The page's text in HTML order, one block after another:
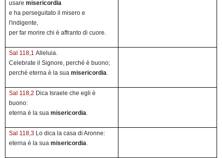
usare misericordia
e ha perseguitato il misero e
l'indigente,
per far morire chi è affranto di cuore.
Sal 118,1 Alleluia.
Celebrate il Signore, perché è buono;
perché eterna è la sua misericordia.
Sal 118,2 Dica Israele che egli è
buono:
eterna è la sua misericordia.
Sal 118,3 Lo dica la casa di Aronne:
eterna è la sua misericordia.